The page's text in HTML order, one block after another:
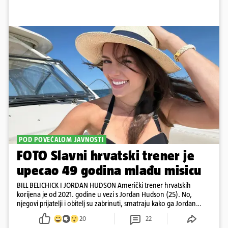
POD POVEĆALOM JAVNOSTI
FOTO Slavni hrvatski trener je
upecao 49 godina mlađu misicu
BILL BELICHICK I JORDAN HUDSON Američki trener hrvatskih
korijena je od 2021. godine u vezi s Jordan Hudson (25). No,
njegovi prijatelji i obitelj su zabrinuti, smatraju kako ga Jordan
kontrolira
20 22